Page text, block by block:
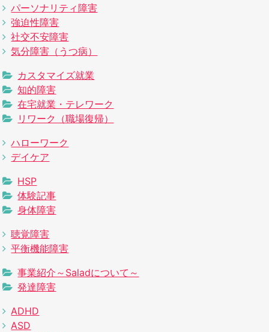
パーソナリティ障害
強迫性障害
社交不安障害
気分障害（うつ病）
カスタマイズ就業
知的障害
在宅就業・テレワーク
リワーク（職場復帰）
ハローワーク
デイケア
HSP
体験記事
身体障害
聴覚障害
平衡機能障害
事業紹介～Saladについて～
発達障害
ADHD
ASD